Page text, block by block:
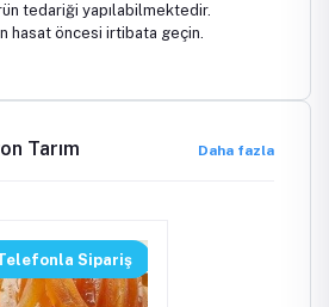
tedariği yapılabilmektedir.
hasat öncesi irtibata geçin.
Tarım Daha fazla
Sipariş